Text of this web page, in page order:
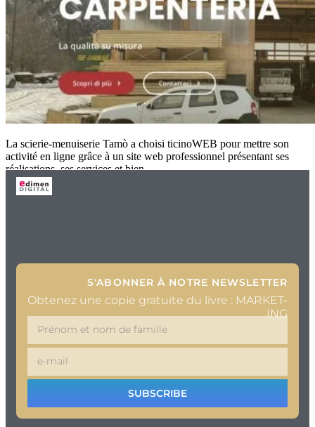
La scierie-menuiserie Tamò a choisi ticinoWEB pour mettre son
activité en ligne grâce à un site web professionnel présentant ses
réalisations, ses services et bien
S'ABONNER À NOTRE NEWSLETTER
Obtenez une copie gratuite du livre : MARKET-
ING
SUBSCRIBE